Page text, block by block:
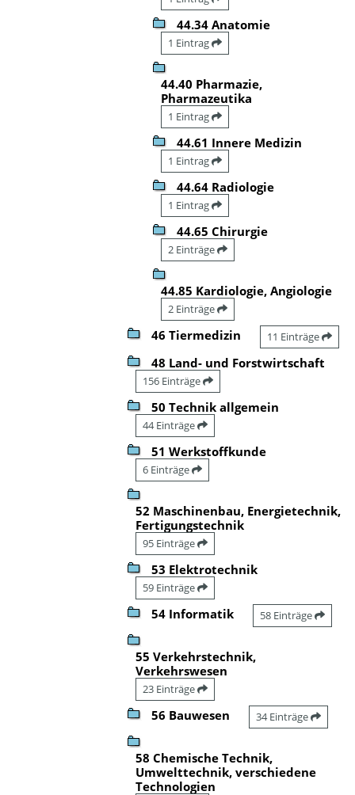
44.34 Anatomie
1 Eintrag
44.40 Pharmazie,
Pharmazeutika
1 Eintrag
44.61 Innere Medizin
1 Eintrag
44.64 Radiologie
1 Eintrag
44.65 Chirurgie
2 Einträge
44.85 Kardiologie, Angiologie
2 Einträge
46 Tiermedizin 11 Einträge
48 Land- und Forstwirtschaft
156 Einträge
50 Technik allgemein
44 Einträge
51 Werkstoffkunde
6 Einträge
52 Maschinenbau, Energietechnik,
Fertigungstechnik
95 Einträge
53 Elektrotechnik
59 Einträge
54 Informatik 58 Einträge
55 Verkehrstechnik,
Verkehrswesen
23 Einträge
56 Bauwesen 34 Einträge
58 Chemische Technik,
Umwelttechnik, verschiedene
Technologien